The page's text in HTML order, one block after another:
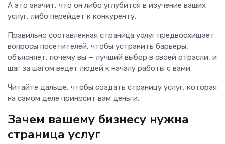
А это значит, что он либо углубится в изучение ваших
услуг, либо перейдет к конкуренту.
Правильно составленная страница услуг предвосхищает
вопросы посетителей, чтобы устранить барьеры,
объясняет, почему вы — лучший выбор в своей отрасли, и
шаг за шагом ведет людей к началу работы с вами.
Читайте дальше, чтобы создать страницу услуг, которая
на самом деле приносит вам деньги.
Зачем вашему бизнесу нужна
страница услуг